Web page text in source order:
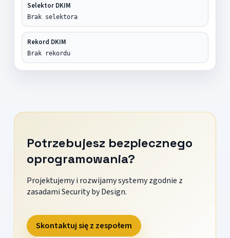
Selektor DKIM
Brak selektora
Rekord DKIM
Brak rekordu
Potrzebujesz bezpiecznego
oprogramowania?
Projektujemy i rozwijamy systemy zgodnie z
zasadami Security by Design.
Skontaktuj się z zespołem